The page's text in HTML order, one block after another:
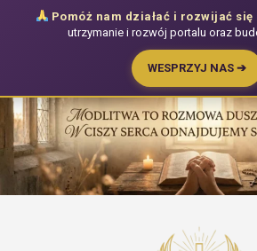
do
treści
Pomóż nam działać i rozwijać się
utrzymanie i rozwój portalu oraz
WESPRZYJ NAS ➔